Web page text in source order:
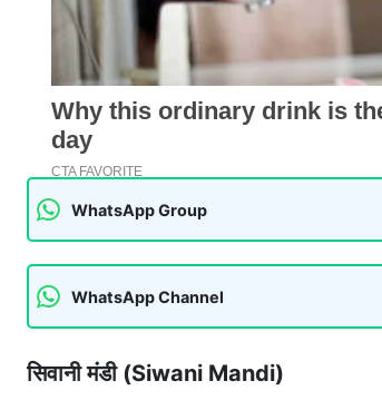
WhatsApp Group
WhatsApp Channel
सिवानी मंडी (Siwani Mandi)